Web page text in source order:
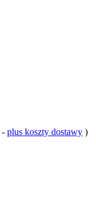
- plus koszty dostawy )